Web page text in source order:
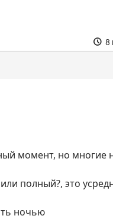
8
момент, но
полный?, это
ночью